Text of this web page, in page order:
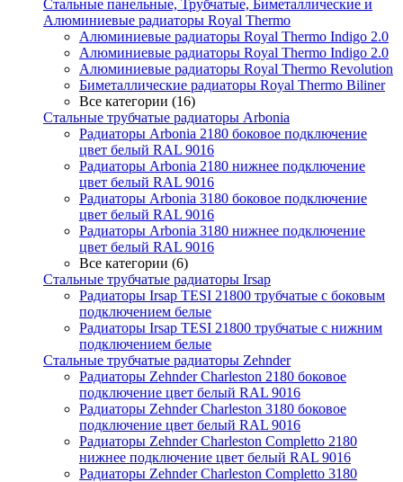
Стальные панельные, Трубчатые, Биметаллические и
Алюминиевые радиаторы Royal Thermo
Алюминиевые радиаторы Royal Thermo Indigo 2.0
Алюминиевые радиаторы Royal Thermo Indigo 2.0
Алюминиевые радиаторы Royal Thermo Revolution
Биметаллические радиаторы Royal Thermo Biliner
Все категории (16)
Стальные трубчатые радиаторы Arbonia
Радиаторы Arbonia 2180 боковое подключение
цвет белый RAL 9016
Радиаторы Arbonia 2180 нижнее подключение
цвет белый RAL 9016
Радиаторы Arbonia 3180 боковое подключение
цвет белый RAL 9016
Радиаторы Arbonia 3180 нижнее подключение
цвет белый RAL 9016
Все категории (6)
Стальные трубчатые радиаторы Irsap
Радиаторы Irsap TESI 21800 трубчатые с боковым
подключением белые
Радиаторы Irsap TESI 21800 трубчатые с нижним
подключением белые
Стальные трубчатые радиаторы Zehnder
Радиаторы Zehnder Charleston 2180 боковое
подключение цвет белый RAL 9016
Радиаторы Zehnder Charleston 3180 боковое
подключение цвет белый RAL 9016
Радиаторы Zehnder Charleston Completto 2180
нижнее подключение цвет белый RAL 9016
Радиаторы Zehnder Charleston Completto 3180